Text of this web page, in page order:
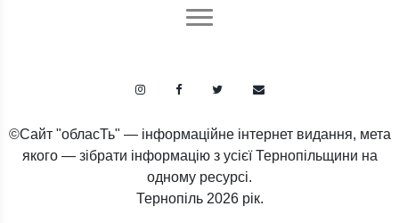
©Сайт "обласТь" — інформаційне інтернет видання, мета
якого — зібрати інформацію з усієї Тернопільщини на
одному ресурсі.
Тернопіль 2026 рік.